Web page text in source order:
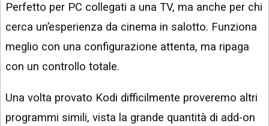
Perfetto per PC collegati a una TV, ma anche per chi
cerca un’esperienza da cinema in salotto. Funziona
meglio con una configurazione attenta, ma ripaga
con un controllo totale.
Una volta provato Kodi difficilmente proveremo altri
programmi simili, vista la grande quantità di add-on